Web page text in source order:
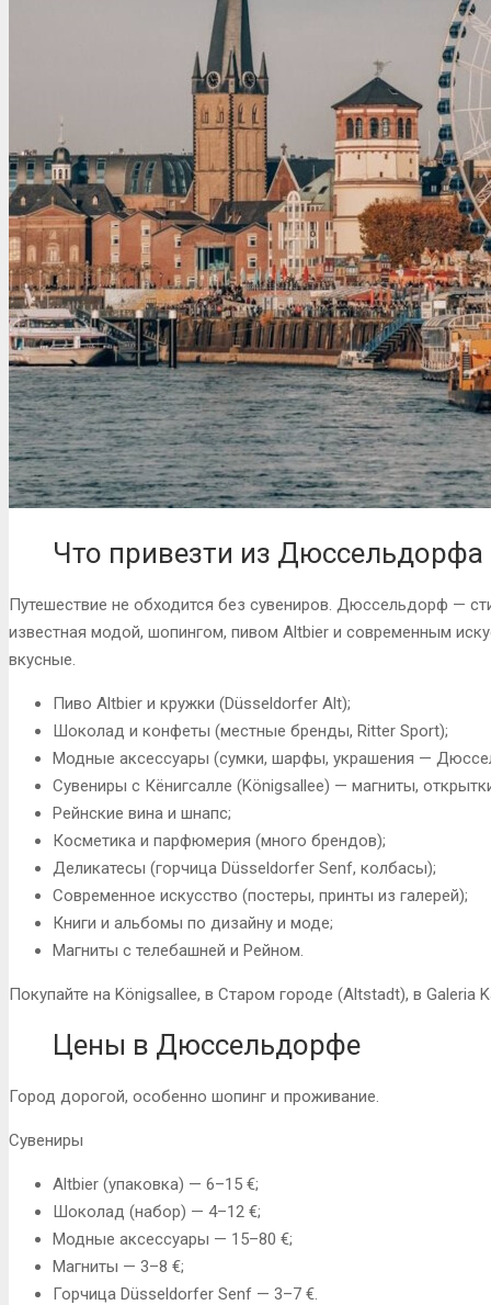
Что привезти из Дюссельдорфа
Путешествие не обходится без сувениров. Дюссельдорф —
известная модой, шопингом, пивом Altbier и современным
вкусные.
Пиво Altbier и кружки (Düsseldorfer Alt);
Шоколад и конфеты (местные бренды, Ritter Sport);
Модные аксессуары (сумки, шарфы, украшения —
Сувениры с Кёнигсалле (Königsallee) — магниты,
Рейнские вина и шнапс;
Косметика и парфюмерия (много брендов);
Деликатесы (горчица Düsseldorfer Senf, колбасы);
Современное искусство (постеры, принты из галерей);
Книги и альбомы по дизайну и моде;
Магниты с телебашней и Рейном.
Покупайте на Königsallee, в Старом городе (Altstadt), в
Цены в Дюссельдорфе
Город дорогой, особенно шопинг и проживание.
Сувениры
Altbier (упаковка) — 6–15 €;
Шоколад (набор) — 4–12 €;
Модные аксессуары — 15–80 €;
Магниты — 3–8 €;
Горчица Düsseldorfer Senf — 3–7 €.